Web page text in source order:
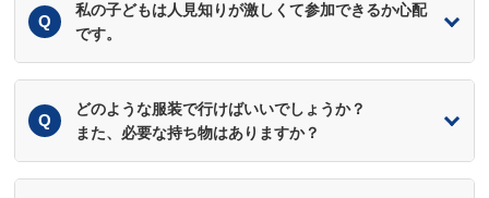
私の子どもは人見知りが激しくて参加できるか心配
です。
どのような服装で行けばいいでしょうか？
また、必要な持ち物はありますか？